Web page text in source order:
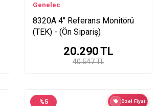
Genelec
8320A 4'' Referans Monitörü
(TEK) - (Ön Sipariş)
40.547 TL
20.290TL
%5 Özel Fiyat